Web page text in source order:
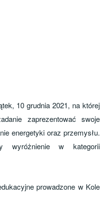
10 grudnia 2021, na której
zaprezentować swoje
energetyki oraz przemysłu.
wyróżnienie w kategorii
prowadzone w Kole